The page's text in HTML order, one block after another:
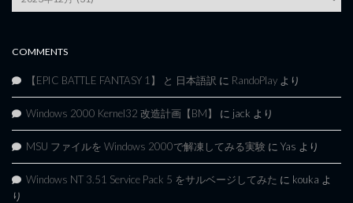
Archives
COMMENTS
【EPIC BATTLE FANTASY 1】 と 日本語訳 に RandoPlay より
Windows 2000 Kernel32 改造計画【BM】 に jack より
MSU ファイルを Windows 2000で解凍してみる実験 に Yas より
Windows NT 3.51 Service Pack 5 をサルベージしてみた に kouka よ
り